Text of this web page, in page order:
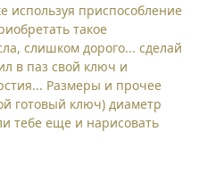
используя приспособление
такое
слишком дорого... сделай
в паз свой ключ и
Размеры и прочее
готовый ключ) диаметр
тебе еще и нарисовать